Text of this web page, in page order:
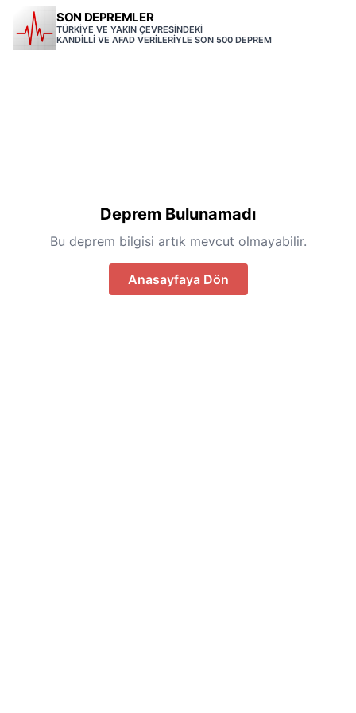
SON DEPREMLER
TÜRKİYE VE YAKIN ÇEVRESİNDEKİ
KANDİLLİ VE AFAD VERİLERİYLE SON 500 DEPREM
Deprem Bulunamadı
Bu deprem bilgisi artık mevcut olmayabilir.
Anasayfaya Dön